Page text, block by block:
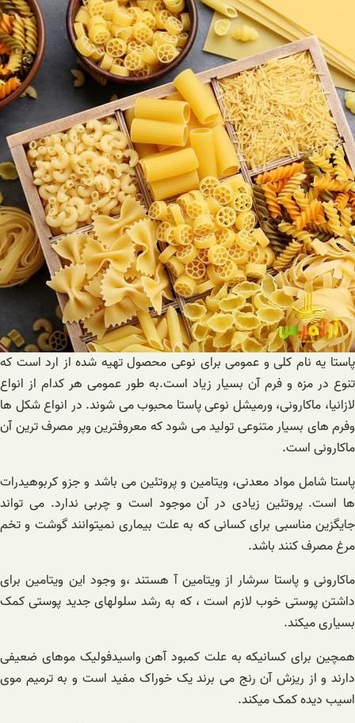
پاستا یه نام کلی و عمومی برای نوعی محصول تهیه شده از ارد است که
تنوع در مزه و فرم آن بسیار زیاد است.به طور عمومی هر کدام از انواع
لازانیا، ماکارونی، ورمیشل نوعی پاستا محبوب می شوند. در انواع شکل ها
وفرم های بسیار متنوعی تولید می شود که معروفترین وپر مصرف ترین آن
ماکارونی است.
پاستا شامل مواد معدنی، ویتامین و پروتئین می باشد و جزو کربوهیدرات
ها است. پروتئین زیادی در آن موجود است و چربی ندارد. می تواند
جایگزین مناسبی برای کسانی که به علت بیماری نمیتوانند گوشت و تخم
مرغ مصرف کنند باشد.
ماکارونی و پاستا سرشار از ویتامین آ هستند ،و وجود این ویتامین برای
داشتن پوستی خوب لازم است ، که به رشد سلولهای جدید پوستی کمک
بسیاری میکند.
همچین برای کسانیکه به علت کمبود آهن واسیدفولیک موهای ضعیفی
دارند و از ریزش آن رنج می برند یک خوراک مفید است و به ترمیم موی
اسیب دیده کمک میکند.